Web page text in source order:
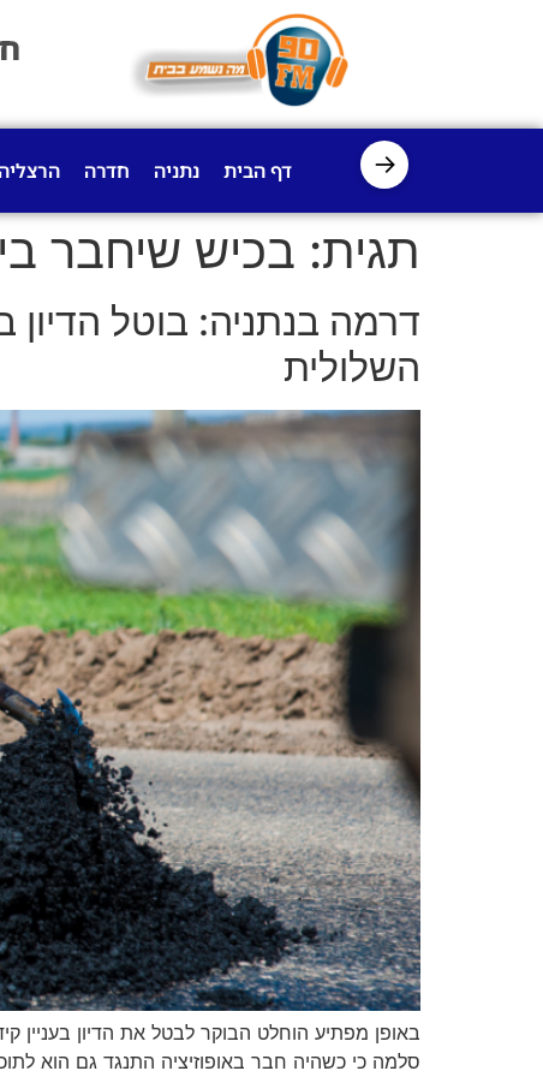
→ דף הבית נתניה חדרה הרצליה
תגית: בכיש שיחבר
דרמה בנתניה: בוטל
השלולית
באופן מפתיע הוחלט הבוקר לבטל את הדיון בעניין
סלמה כי כשהיה חבר באופוזיציה התנגד גם הוא